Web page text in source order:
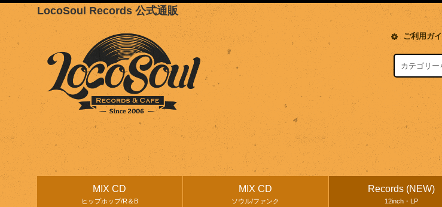
LocoSoul Records 公式通販
ご利用ガ
MIX CD
ヒップホップ/R＆B
MIX CD
ソウル/ファンク
Records (NEW)
12inch・LP